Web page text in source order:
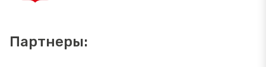
Партнеры: